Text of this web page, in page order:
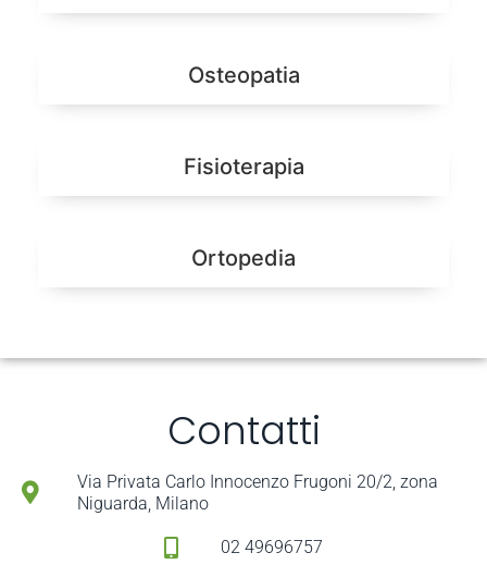
Osteopatia
Fisioterapia
Ortopedia
Contatti
Via Privata Carlo Innocenzo Frugoni 20/2, zona
Niguarda, Milano
02 49696757